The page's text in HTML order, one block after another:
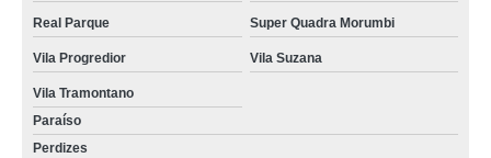
Real Parque Super Quadra Morumbi
Vila Progredior Vila Suzana
Vila Tramontano
Paraíso
Perdizes